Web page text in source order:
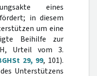
eines
in diesem
um eine
Beihilfe zur
Urteil vom 3.
29, 99, 101).
Unterstützens